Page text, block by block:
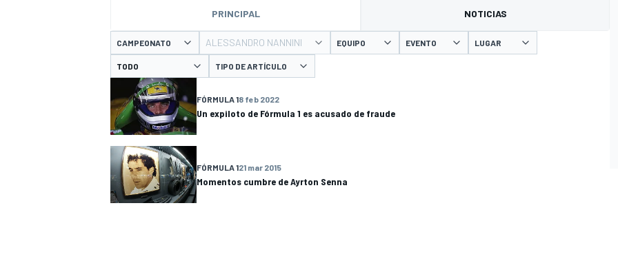
MOTOGP
PRINCIPAL NOTICIAS
CAMPEONATO ALESSANDRO NANNINI EQUIPO EVENTO LUGAR
TIPO DE ARTÍCULO
FÓRMULA 18 feb 2022
Un expiloto de Fórmula 1 es acusado de fraude
FÓRMULA 121 mar 2015
Momentos cumbre de Ayrton Senna